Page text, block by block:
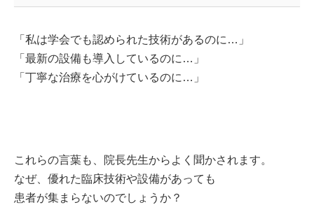
「私は学会でも認められた技術があるのに…」
「最新の設備も導入しているのに…」
「丁寧な治療を心がけているのに…」
これらの言葉も、院長先生からよく聞かされます。
なぜ、優れた臨床技術や設備があっても
患者が集まらないのでしょうか？